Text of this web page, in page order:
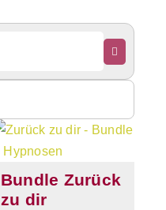
Bundle Zurück
zu dir